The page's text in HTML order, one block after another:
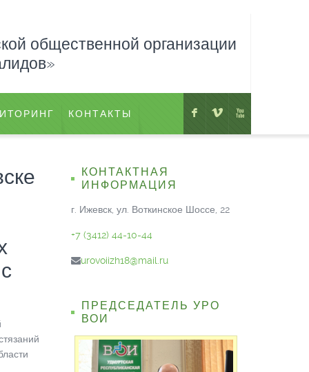
F V X
общественной организации
КОНТАКТЫ
КОНТАКТНАЯ
ИНФОРМАЦИЯ
г. Ижевск, ул. Воткинское Шоссе, 22
+7 (3412) 44-10-44
urovoiizh18@mail.ru
ПРЕДСЕДАТЕЛЬ УРО
ВОИ